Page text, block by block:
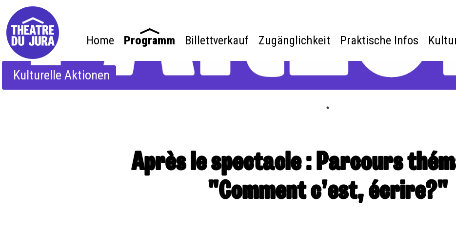
Home Programm Billettverkauf Zugänglichkeit Praktische Infos
Kulturelle Aktionen
Après le spectacle : Parcours
"Comment c’est, écrire?"